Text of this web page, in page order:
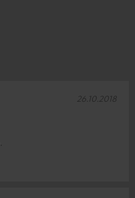
26.10.2018